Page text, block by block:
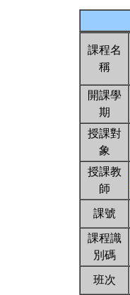
課程名
稱
開課學
期
授課對
象
授課教
師
課號
課程識
別碼
班次